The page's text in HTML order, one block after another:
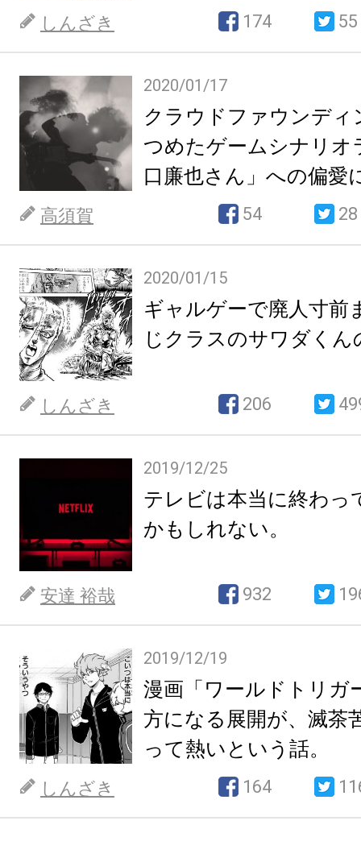
しんざき 174 55
2020/01/17
クラウドファウンディ
つめたゲームシナリオ
口廉也さん」への偏愛
高須賀 54 28
2020/01/15
ギャルゲーで廃人寸前
じクラスのサワダくん
しんざき 206
2019/12/25
テレビは本当に終わっ
かもしれない。
安達 裕哉 932
2019/12/19
漫画「ワールドトリガ
方になる展開が、滅茶
って熱いという話。
しんざき 164